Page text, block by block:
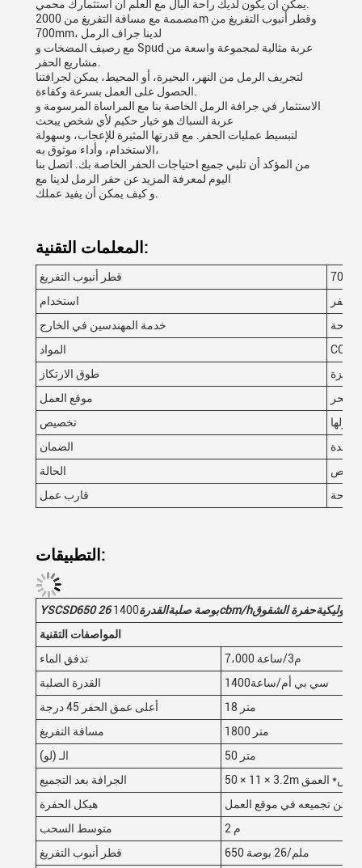
مصممة مع مسافة التفريغ من 2000m وقطر أنبوب التفريغ من
700mm، لدينا جراف الرمل
مع رصيف المضخات و Spud عربة مثالية لمجموعة واسعة من
لتجريف الرمل من النهر، البحيرة، أو المحيط، يمكن لجرافتنا
الاستثمار في جرافة الرمل الخاصة بنا مع المراساة المرسومة و
عربة السباك هو خيار حكيم لأي شخص يبحث
لتبسيط عمليات الحفر. مع قدرتها المثيرة للإعجاب، وسهولة
الاستخدام، وأداء موثوق به،
من المؤكد أن تلبي جميع احتياجات الحفر الخاصة بك. اتصل بنا
اليوم لمعرفة المزيد عن حفر الرمل لدينا مع
المعلمات التقنية:
قطر أنبوب التفريغ
استخدام
خدمة المهندسين في الخارج
متاحة
المواد
طوق الارتكاز
مجهزة
موقع العمل
بحر
تخصيص
قبولها
الضمان
الحالة
قارب عمل
متاحة
التطبيقات:
YSCSD650 26 بوصة صلبةالقدرة1400 cbm/hحفرة الشقوق
المواصفات التقنية
تدفق الماء
7،000 م3/ساعة
القدرة الصلبة
1400سي بي أم/ساعة
أعلى عمق الحفر 45 درجة
18 متر
مسافة التفريغ
1800 متر
الـ (لو)
50 متر
الجرافة بعد التجميع
العمق
هيكل الحفرة
ويمكن تجميعه في موقع العمل
متوسط السحب
2 م
قطر أنبوب التفريغ
650 ملم/26 بوصة